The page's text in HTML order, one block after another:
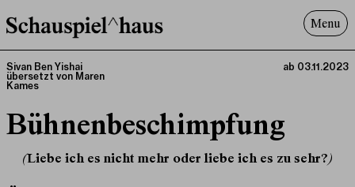
Menu
Programm
Suche
Sivan Ben Yishai
übersetzt von Maren
Kames
ab 03.11.2023
Bühnenbeschimpfung
(Liebe ich es nicht mehr oder liebe ich es zu sehr?)